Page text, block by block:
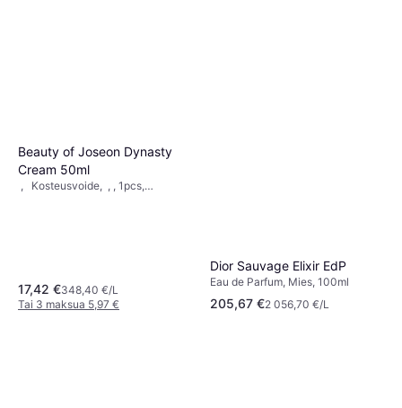
Beauty of Joseon Dynasty
Cream 50ml
, Kosteusvoide, , , 1pcs,
17,42 €348,40 €/L
Tai 3 maksua 5,97 €
Dior Sauvage Elixir EdP
Eau de Parfum, Mies, 100ml
205,67 €2 056,70 €/L